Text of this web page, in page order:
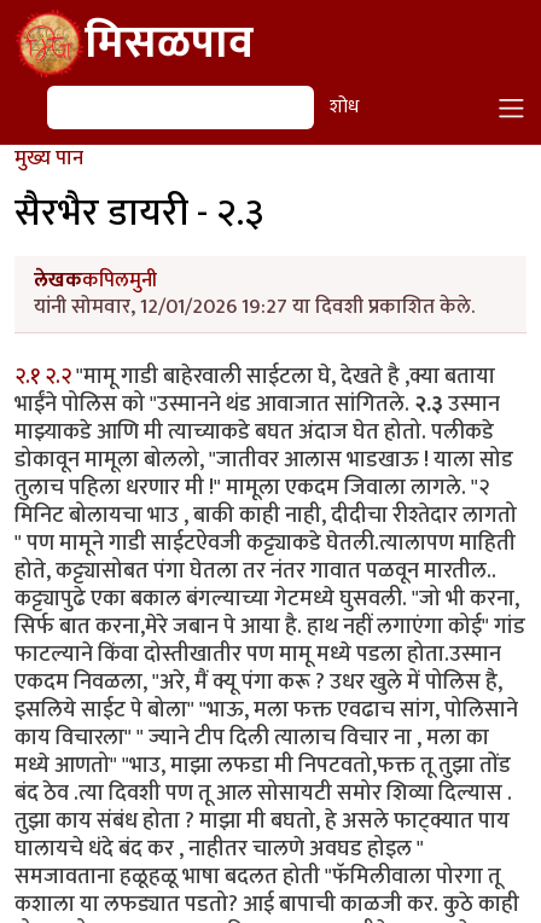
Skip to main contentमिसळपाव
शोध शोध
मुख्य पान
सैरभैर डायरी - २.३
लेखककपिलमुनी
यांनी सोमवार, 12/01/2026 19:27 या दिवशी प्रकाशित केले.
२.१२.२"मामू गाडी बाहेरवाली साईटला घे, देखते है ,क्या बताया
भाईंने पोलिस को "उस्मानने थंड आवाजात सांगितले.२.३उस्मान
माझ्याकडे आणि मी त्याच्याकडे बघत अंदाज घेत होतो. पलीकडे
डोकावून मामूला बोललो, "जातीवर आलास भाडखाऊ ! याला सोड
तुलाच पहिला धरणार मी !" मामूला एकदम जिवाला लागले. "२
मिनिट बोलायचा भाउ , बाकी काही नाही, दीदीचा रीश्तेदार लागतो
" पण मामूने गाडी साईटऐवजी कट्ट्याकडे घेतली.त्यालापण माहिती
होते, कट्ट्यासोबत पंगा घेतला तर नंतर गावात पळवून मारतील..
कट्ट्यापुढे एका बकाल बंगल्याच्या गेटमध्ये घुसवली. "जो भी करना,
सिर्फ बात करना,मेरे जबान पे आया है. हाथ नहीं लगाएंगा कोई" गांड
फाटल्याने किंवा दोस्तीखातीर पण मामू मध्ये पडला होता.उस्मान
एकदम निवळला, "अरे, मैं क्यू पंगा करू ? उधर खुले में पोलिस है,
इसलिये साईट पे बोला" "भाऊ, मला फक्त एवढाच सांग, पोलिसाने
काय विचारला" " ज्याने टीप दिली त्यालाच विचार ना , मला का
मध्ये आणतो" "भाउ, माझा लफडा मी निपटवतो,फक्त तू तुझा तोंड
बंद ठेव .त्या दिवशी पण तू आल सोसायटी समोर शिव्या दिल्यास .
तुझा काय संबंध होता ? माझा मी बघतो, हे असले फाट्क्यात पाय
घालायचे धंदे बंद कर , नाहीतर चालणे अवघड होइल "
समजावताना हळूहळू भाषा बदलत होती "फॅमिलीवाला पोरगा तू
कशाला या लफड्यात पडतो? आई बापाची काळजी कर. कुठे काही